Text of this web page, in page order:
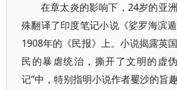
在章太炎的影响下，24岁的亚
殊翻译了印度笔记小说《娑罗海滨
1908年的《民报》上。小说揭露英
民的暴虐统治，撕开了文明的虚
记”中，特别指明小说作者矍沙的旨